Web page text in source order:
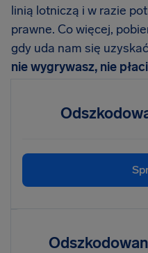
linią lotniczą i w razie
prawne. Co więcej,
gdy uda nam się
nie wygrywasz, nie